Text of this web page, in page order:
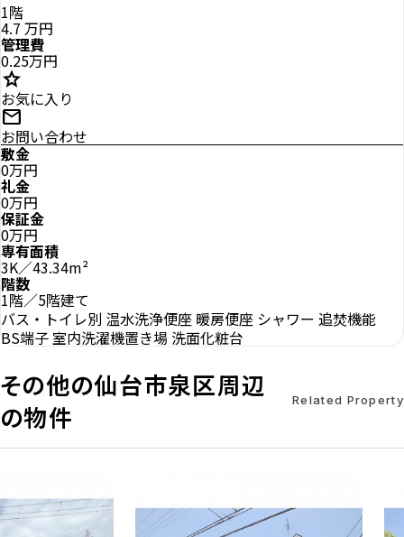
1階
4.7 万円
管理費
0.25万円
star
お気に入り
mail
お問い合わせ
敷金
0万円
礼金
0万円
保証金
0万円
専有面積
3K／43.34m²
階数
1階／5階建て
バス・トイレ別 温水洗浄便座 暖房便座 シャワー 追焚機能
BS端子 室内洗濯機置き場 洗面化粧台
その他の仙台市泉区周辺
の物件
Related Property